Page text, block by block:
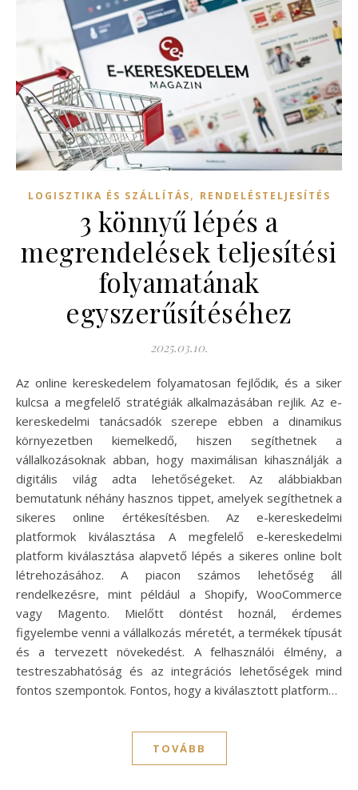
LOGISZTIKA ÉS SZÁLLÍTÁS, RENDELÉSTELJESÍTÉS
3 könnyű lépés a
megrendelések teljesítési
folyamatának
egyszerűsítéséhez
2025.03.10.
Az online kereskedelem folyamatosan fejlődik, és a siker
kulcsa a megfelelő stratégiák alkalmazásában rejlik. Az e-
kereskedelmi tanácsadók szerepe ebben a dinamikus
környezetben kiemelkedő, hiszen segíthetnek a
vállalkozásoknak abban, hogy maximálisan kihasználják a
digitális világ adta lehetőségeket. Az alábbiakban
bemutatunk néhány hasznos tippet, amelyek segíthetnek a
sikeres online értékesítésben. Az e-kereskedelmi
platformok kiválasztása A megfelelő e-kereskedelmi
platform kiválasztása alapvető lépés a sikeres online bolt
létrehozásához. A piacon számos lehetőség áll
rendelkezésre, mint például a Shopify, WooCommerce
vagy Magento. Mielőtt döntést hoznál, érdemes
figyelembe venni a vállalkozás méretét, a termékek típusát
és a tervezett növekedést. A felhasználói élmény, a
testreszabhatóság és az integrációs lehetőségek mind
fontos szempontok. Fontos, hogy a kiválasztott platform…
TOVÁBB